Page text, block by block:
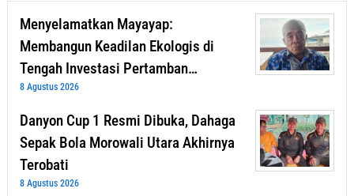
Menyelamatkan Mayayap:
Membangun Keadilan Ekologis di
Tengah Investasi Pertamban…
8 Agustus 2026
Danyon Cup 1 Resmi Dibuka, Dahaga
Sepak Bola Morowali Utara Akhirnya
Terobati
8 Agustus 2026